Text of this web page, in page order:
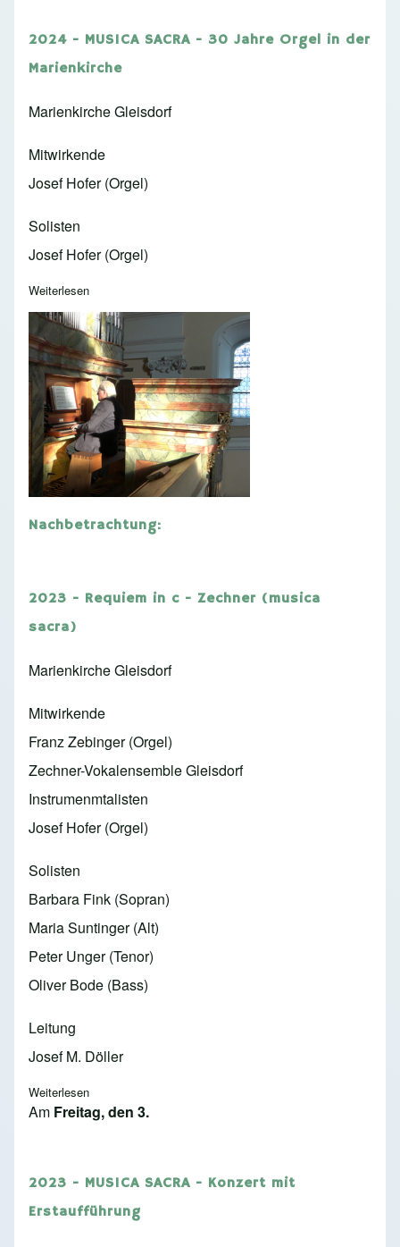
2024 - MUSICA SACRA - 30 Jahre Orgel in der
Marienkirche
Marienkirche Gleisdorf
Mitwirkende
Josef Hofer (Orgel)
Solisten
Josef Hofer (Orgel)
Weiterlesen
Nachbetrachtung:
2023 - Requiem in c - Zechner (musica
sacra)
Marienkirche Gleisdorf
Mitwirkende
Franz Zebinger (Orgel)
Zechner-Vokalensemble Gleisdorf
Instrumenmtalisten
Josef Hofer (Orgel)
Solisten
Barbara Fink (Sopran)
Maria Suntinger (Alt)
Peter Unger (Tenor)
Oliver Bode (Bass)
Leitung
Josef M. Döller
Weiterlesen
Am Freitag, den 3.
2023 - MUSICA SACRA - Konzert mit
Erstaufführung